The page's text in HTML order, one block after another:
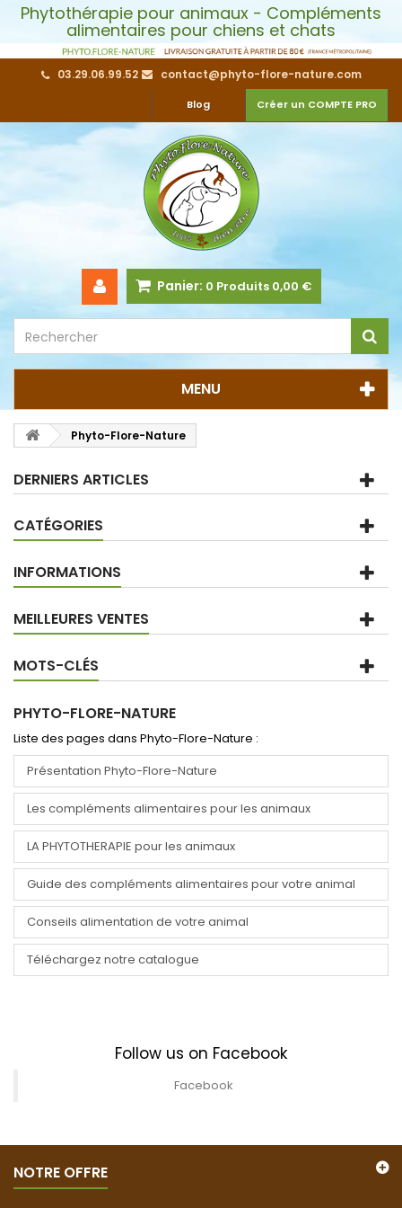
Phytothérapie pour animaux - Compléments
alimentaires pour chiens et chats
03.29.06.99.52 contact@phyto-flore-nature.com
Créer un COMPTE PRO
Blog
Panier: 0 Produits 0,00 €
MENU
Phyto-Flore-Nature
DERNIERS ARTICLES
CATÉGORIES
INFORMATIONS
MEILLEURES VENTES
MOTS-CLÉS
PHYTO-FLORE-NATURE
Liste des pages dans Phyto-Flore-Nature :
Présentation Phyto-Flore-Nature
Les compléments alimentaires pour les animaux
LA PHYTOTHERAPIE pour les animaux
Guide des compléments alimentaires pour votre animal
Conseils alimentation de votre animal
Téléchargez notre catalogue
Follow us on Facebook
Facebook
NOTRE OFFRE